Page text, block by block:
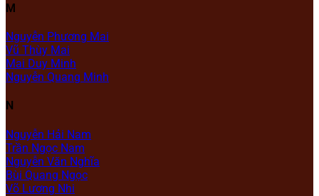
M
Nguyễn Phương Mai
Vũ Thùy Mai
Mai Duy Minh
Nguyễn Quang Minh
N
Nguyễn Hải Nam
Trần Ngọc Nam
Nguyễn Văn Nghĩa
Bùi Quang Ngọc
Võ Lương Nhi